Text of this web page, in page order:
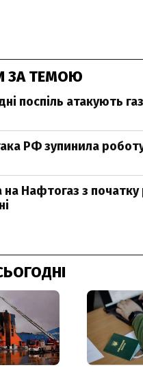
ЗА ТЕМОЮ
поспіль атакують
РФ зупинила
на Нафтогаз з